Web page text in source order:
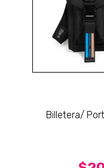
Billetera/